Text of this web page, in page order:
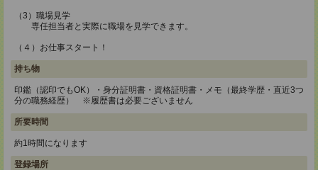
（3）職場見学
専任担当者と実際に職場を見学できます。
（４）お仕事スタート！
持ち物
印鑑（認印でもOK）・身分証明書・資格証明書・メモ（最終学歴・直近3つ
分の職務経歴） ※履歴書は必要ございません
所要時間
約1時間になります
登録場所